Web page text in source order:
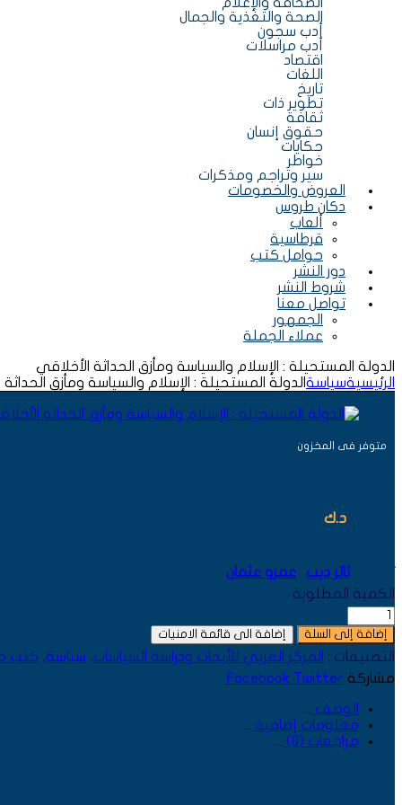
الصحة والتغذية والجمال
أدب سجون
أدب مراسلات
اقتصاد
اللغات
تاريخ
تطوير ذات
ثقافة
حقوق إنسان
حكايات
خواطر
سير وتراجم ومذكرات
العروض والخصومات
دكان طروس
ألعاب
قرطاسية
حوامل كتب
دور النشر
شروط النشر
تواصل معنا
الجمهور
عملاء الجملة
الدولة المستحيلة : الإسلام والسياسة ومأزق الحداثة الأخلاقي
الرئيسيةسياسة الدولة المستحيلة : الإسلام والسياسة ومأزق
AVAILABILITY:
متوفر فى المخزون
د.ك
ثائر ديب
عمرو عثمان
الكمية المطلوبة
إضافة إلى السلة إضافة الى قائمة الامنيات
التصنيفات : المركز العربي للأبحاث ودراسة السياسات, سياسة, كتب
مشاركة
Facebook Twitter
الوصف
معلومات إضافية
مراجعات (0)